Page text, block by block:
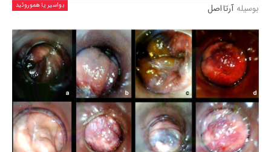
بواسیر یا هموروئید بوسیله آرتا اصل